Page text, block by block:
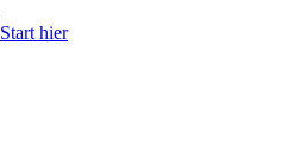
Start hier